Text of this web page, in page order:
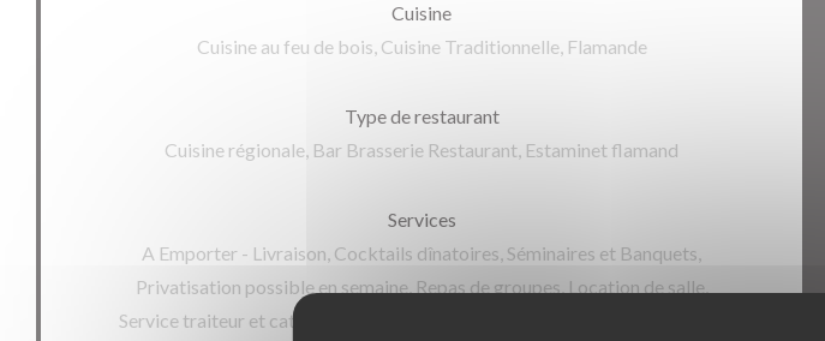
Cuisine
Cuisine au feu de bois, Cuisine Traditionnelle, Flamande
Type de restaurant
Cuisine régionale, Bar Brasserie Restaurant, Estaminet flamand
Services
A Emporter - Livraison, Cocktails dînatoires, Séminaires et Banquets,
Privatisation possible en semaine, Repas de groupes, Location de salle,
Service traiteur et catering, Réceptions, Privatisation, Parking privé, Accès